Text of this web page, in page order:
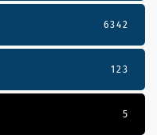
6342
123
5